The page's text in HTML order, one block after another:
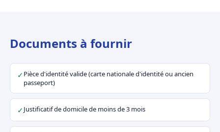
Documents à fournir
✓ Pièce d'identité valide (carte nationale d'identité ou ancien
passeport)
✓Justificatif de domicile de moins de 3 mois